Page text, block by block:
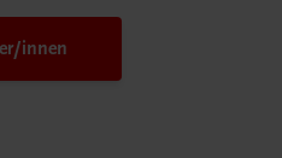
innen